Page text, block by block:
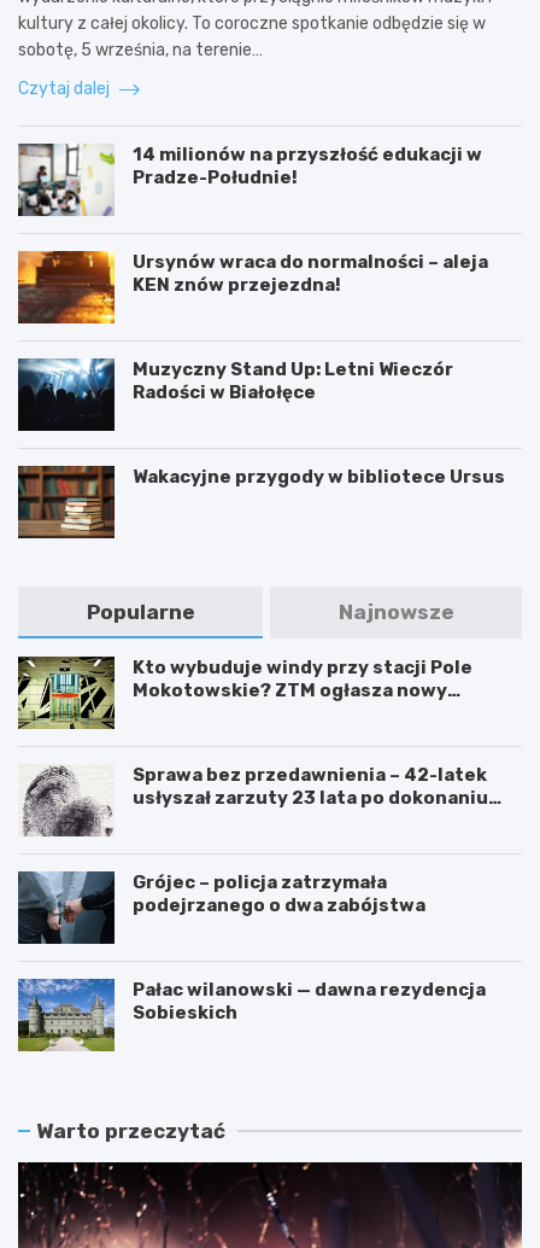
kultury z całej okolicy. To coroczne spotkanie odbędzie się w
sobotę, 5 września, na terenie…
Czytaj dalej
14 milionów na przyszłość edukacji w
Pradze-Południe!
Ursynów wraca do normalności – aleja
KEN znów przejezdna!
Muzyczny Stand Up: Letni Wieczór
Radości w Białołęce
Wakacyjne przygody w bibliotece Ursus
Popularne Najnowsze
Kto wybuduje windy przy stacji Pole
Mokotowskie? ZTM ogłasza nowy
Sprawa bez przedawnienia – 42-latek
usłyszał zarzuty 23 lata po dokonaniu
Grójec – policja zatrzymała
podejrzanego o dwa zabójstwa
Pałac wilanowski — dawna rezydencja
Sobieskich
Warto przeczytać